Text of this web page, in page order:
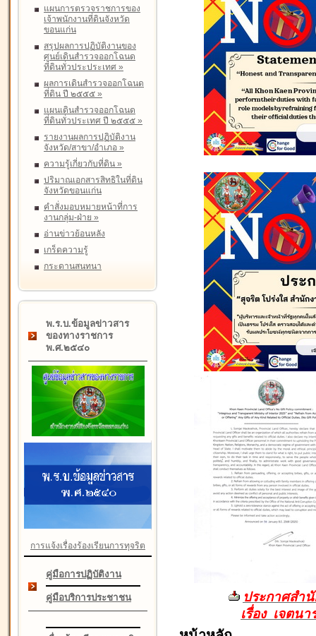
แผนการตรวจราชการของ
เจ้าพนักงานที่ดินจังหวัด
ขอนแก่น
สรุปผลการปฏิบัติงานของ
ศูนย์เดินสำรวจออกโฉนด
ที่ดินทั่วประประเทศ »
ผลการเดินสำรวจออกโฉนด
ที่ดิน ปี ๒๕๕๕ »
แผนเดินสำรวจออกโฉนด
ที่ดินทั่วประเทศ ปี ๒๕๕๕ »
รายงานผลการปฏิบัติงาน
จังหวัด/สาขา/อำเภอ »
ความรู้เกี่ยวกับที่ดิน »
ปริมาณเอกสารสิทธิในที่ดิน
จังหวัดขอนแก่น
คำสั่งมอบหมายหน้าที่การ
งานกลุ่ม-ฝ่าย »
อ่านข่าวย้อนหลัง
เกร็ดความรู้
กระดานสนทนา
พ.ร.บ.ข้อมูลข่าวสาร
ของทางราชการ
พ.ศ.๒๕๔๐
การแจ้งเรื่องร้องเรียนการทุจริต
คู่มือการปฏิบัติงาน
คู่มือบริการประชาชน
ประกาศสำ
เรื่อง เจตน